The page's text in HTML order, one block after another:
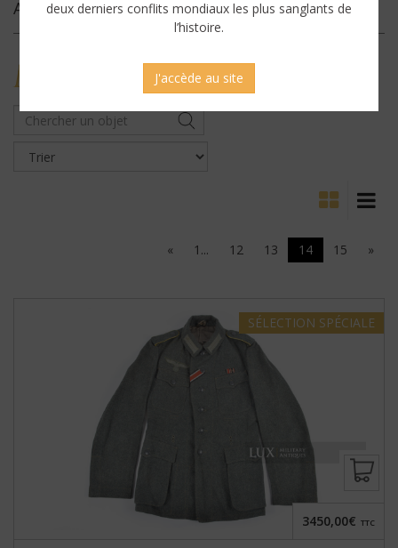
Archives
MILITARYANTIQUES
« 1... 12 13 14 15 »
SÉLECTION SPÉCIALE
3450,00€ TTC
deux derniers conflits mondiaux les plus sanglants de
l’histoire.
J'accède au site